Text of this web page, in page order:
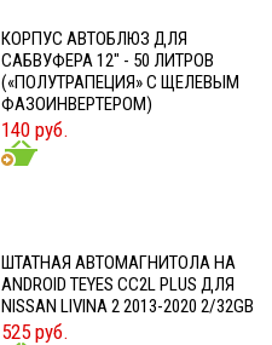
КОРПУС АВТОБЛЮЗ ДЛЯ
САБВУФЕРА 12" - 50 ЛИТРОВ
(«ПОЛУТРАПЕЦИЯ» С ЩЕЛЕВЫМ
ФАЗОИНВЕРТЕРОМ)
140 руб.
ШТАТНАЯ АВТОМАГНИТОЛА НА
ANDROID TEYES CC2L PLUS ДЛЯ
NISSAN LIVINA 2 2013-2020 2/32GB
525 руб.